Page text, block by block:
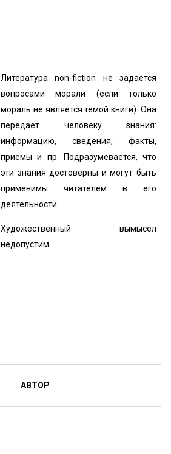
Литература non-fiction не задается
вопросами морали (если только
мораль не является темой книги). Она
передает человеку знания:
информацию, сведения, факты,
приемы и пр. Подразумевается, что
эти знания достоверны и могут быть
применимы читателем в его
деятельности.
Художественный вымысел
недопустим.
АВТОР